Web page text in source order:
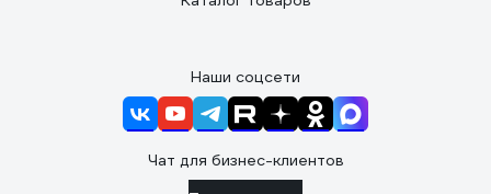
Наши соцсети
Чат для бизнес-клиентов